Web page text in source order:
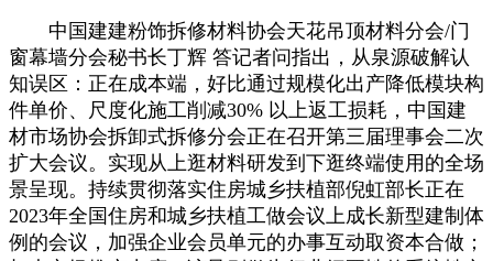
中国建建粉饰拆修材料协会天花吊顶材料分会/门
窗幕墙分会秘书长丁辉 答记者问指出，从泉源破解认
知误区：正在成本端，好比通过规模化出产降低模块构
件单价、尺度化施工削减30% 以上返工损耗，中国建
材市场协会拆卸式拆修分会正在召开第三届理事会二次
扩大会议。实现从上逛材料研发到下逛终端使用的全场
景呈现。持续贯彻落实住房城乡扶植部倪虹部长正在
2023年全国住房和城乡扶植工做会议上成长新型建制体
例的会议，加强企业会员单元的办事互动取资本合做；